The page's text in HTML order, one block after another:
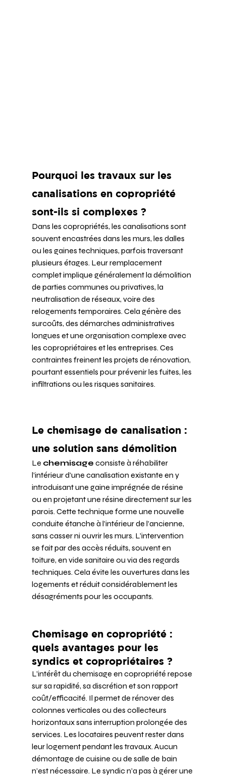
Pourquoi les travaux sur les
canalisations en copropriété
sont-ils si complexes ?
Dans les copropriétés, les canalisations sont
souvent encastrées dans les murs, les dalles
ou les gaines techniques, parfois traversant
plusieurs étages. Leur remplacement
complet implique généralement la démolition
de parties communes ou privatives, la
neutralisation de réseaux, voire des
relogements temporaires. Cela génère des
surcoûts, des démarches administratives
longues et une organisation complexe avec
les copropriétaires et les entreprises. Ces
contraintes freinent les projets de rénovation,
pourtant essentiels pour prévenir les fuites, les
infiltrations ou les risques sanitaires.
Le chemisage de canalisation :
une solution sans démolition
Le chemisage consiste à réhabiliter
l’intérieur d’une canalisation existante en y
introduisant une gaine imprégnée de résine
ou en projetant une résine directement sur les
parois. Cette technique forme une nouvelle
conduite étanche à l’intérieur de l’ancienne,
sans casser ni ouvrir les murs. L’intervention
se fait par des accès réduits, souvent en
toiture, en vide sanitaire ou via des regards
techniques. Cela évite les ouvertures dans les
logements et réduit considérablement les
désagréments pour les occupants.
Chemisage en copropriété :
quels avantages pour les
syndics et copropriétaires ?
L’intérêt du chemisage en copropriété repose
sur sa rapidité, sa discrétion et son rapport
coût/efficacité. Il permet de rénover des
colonnes verticales ou des collecteurs
horizontaux sans interruption prolongée des
services. Les locataires peuvent rester dans
leur logement pendant les travaux. Aucun
démontage de cuisine ou de salle de bain
n’est nécessaire. Le syndic n’a pas à gérer une